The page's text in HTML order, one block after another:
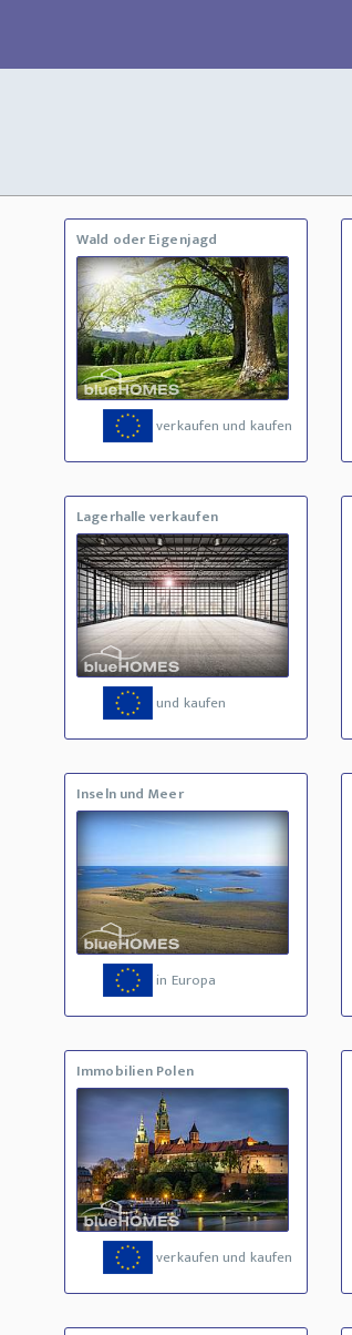
Wald oder Eigenjagd
verkaufen und kaufen
Lagerhalle verkaufen
und kaufen
Inseln und Meer
in Europa
Immobilien Polen
verkaufen und kaufen